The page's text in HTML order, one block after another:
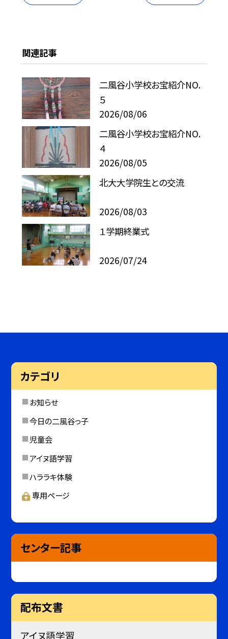
関連記事
二風谷小学校お宝紹介NO.
５
2026/08/06
二風谷小学校お宝紹介NO.
４
2026/08/05
北大大学院生との交流
2026/08/03
１学期終業式
2026/07/24
カテゴリ
お知らせ
今日の二風谷っ子
児童会
アイヌ語学習
ハララキ体験
専用ページ
センター記事
配布文書
アイヌ語学習